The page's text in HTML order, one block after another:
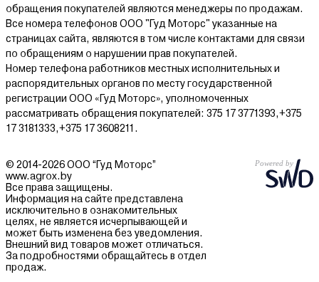
обращения покупателей являются менеджеры по продажам.
Все номера телефонов ООО "Гуд Моторс" указанные на
страницах сайта, являются в том числе контактами для связи
по обращениям о нарушении прав покупателей.
Номер телефона работников местных исполнительных и
распорядительных органов по месту государственной
регистрации ООО «Гуд Моторс», уполномоченных
рассматривать обращения покупателей: 375 17 3771393,+375
17 3181333,+375 17 3608211.
© 2014-2026 ООО “Гуд Моторс”
www.agrox.by
Все права защищены.
Информация на сайте представлена
исключительно в ознакомительных
целях, не является исчерпывающей и
может быть изменена без уведомления.
Внешний вид товаров может отличаться.
За подробностями обращайтесь в отдел
продаж.